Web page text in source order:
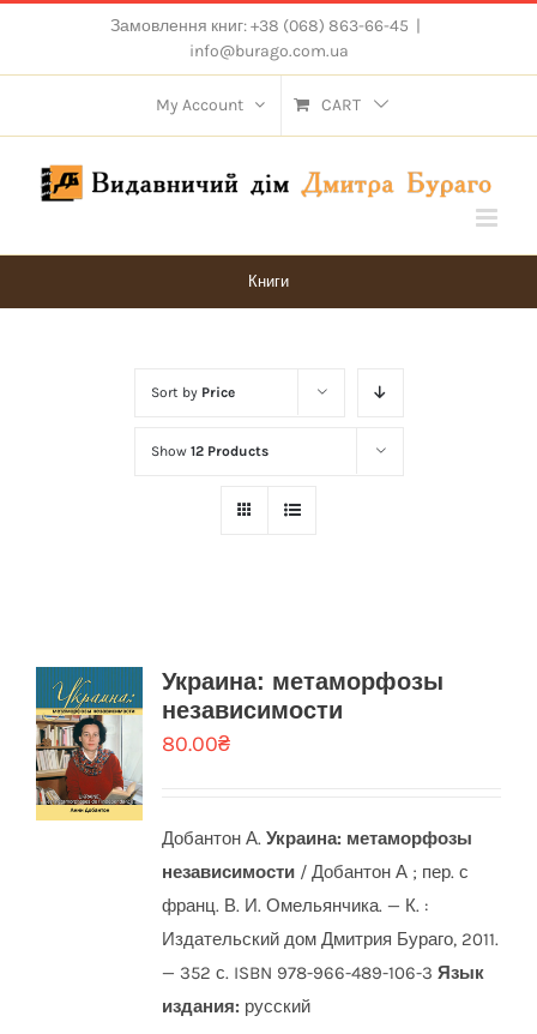
content
Замовлення книг: +38 (068) 863-66-45 |
info@burago.com.ua
My Account CART
Книги
Sort by Price
Show 12 Products
Украина: метаморфозы
независимости
80.00₴
Добантон А. Украина: метаморфозы
независимости/ Добантон А ; пер. с
франц. В. И. Омельянчика. — К. :
Издательский дом Дмитрия Бураго, 2011.
— 352 с. ISBN 978-966-489-106-3 Язык
издания: русский